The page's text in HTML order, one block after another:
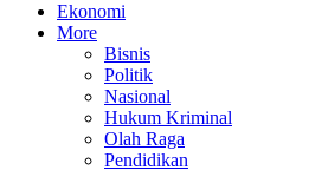
Ekonomi
More
Bisnis
Politik
Nasional
Hukum Kriminal
Olah Raga
Pendidikan